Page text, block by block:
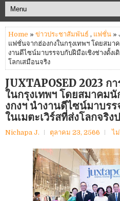
Home » ข่าวประชาสัมพันธ์ , แฟชั่น »
แฟชั่นจากฮ่องกงในกรุงเทพฯ โดยสม
งานดีไซน์มาบรรจบกับฝีมือเชิงช่างดั้งเ
โลกเสมือนจริง
JUXTAPOSED 2023 ก
ในกรุงเทพฯ โดยสมาคม
งกงฯ นำงานดีไซน์มาบร
ในเมตะเวิร์สที่ส่งโลกจริ
Nichapa J. ตุลาคม 23, 2566 ไ